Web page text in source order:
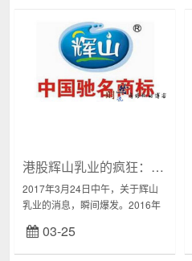
港股辉山乳业的疯狂：出来混迟早是要还的
2017年3月24日中午，关于辉山
乳业的消息，瞬间爆发。2016年
的沽空报告，一语成谶。印象中
辉山乳业的产品一直不错，尤其
03-25